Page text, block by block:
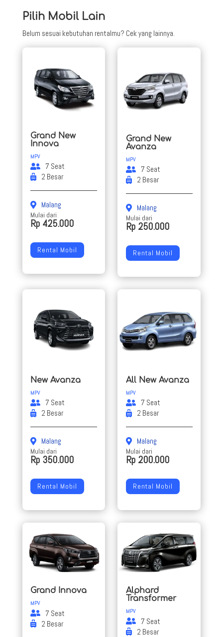
Pilih Mobil Lain
Belum sesuai kebutuhan rentalmu? Cek yang lainnya.
Grand New
Innova
MPV
7 Seat
2 Besar
Malang
Mulai dari
Rp 425.000
Rental Mobil
Grand New
Avanza
MPV
7 Seat
2 Besar
Malang
Mulai dari
Rp 250.000
Rental Mobil
New Avanza
MPV
7 Seat
2 Besar
Malang
Mulai dari
Rp 350.000
Rental Mobil
All New Avanza
MPV
7 Seat
2 Besar
Malang
Mulai dari
Rp 200.000
Rental Mobil
Grand Innova
MPV
7 Seat
2 Besar
Alphard
Transformer
MPV
7 Seat
2 Besar